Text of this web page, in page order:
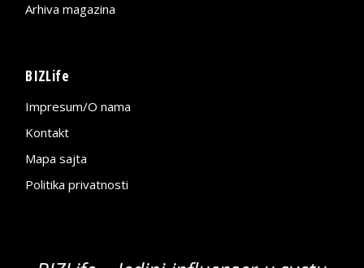
Arhiva magazina
BIZLife
Impresum/O nama
Kontakt
Mapa sajta
Politika privatnosti